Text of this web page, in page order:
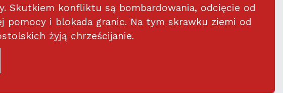
Skutkiem konfliktu są bombardowania, odcięcie od
pomocy i blokada granic. Na tym skrawku ziemi od
żyją chrześcijanie.